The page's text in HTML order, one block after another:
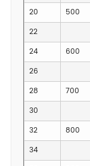
20
500
22
24
600
26
28
700
30
32
800
34